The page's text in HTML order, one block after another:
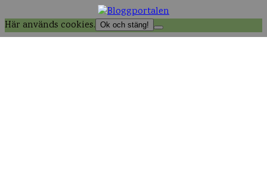
Här används cookies. Ok och stäng!